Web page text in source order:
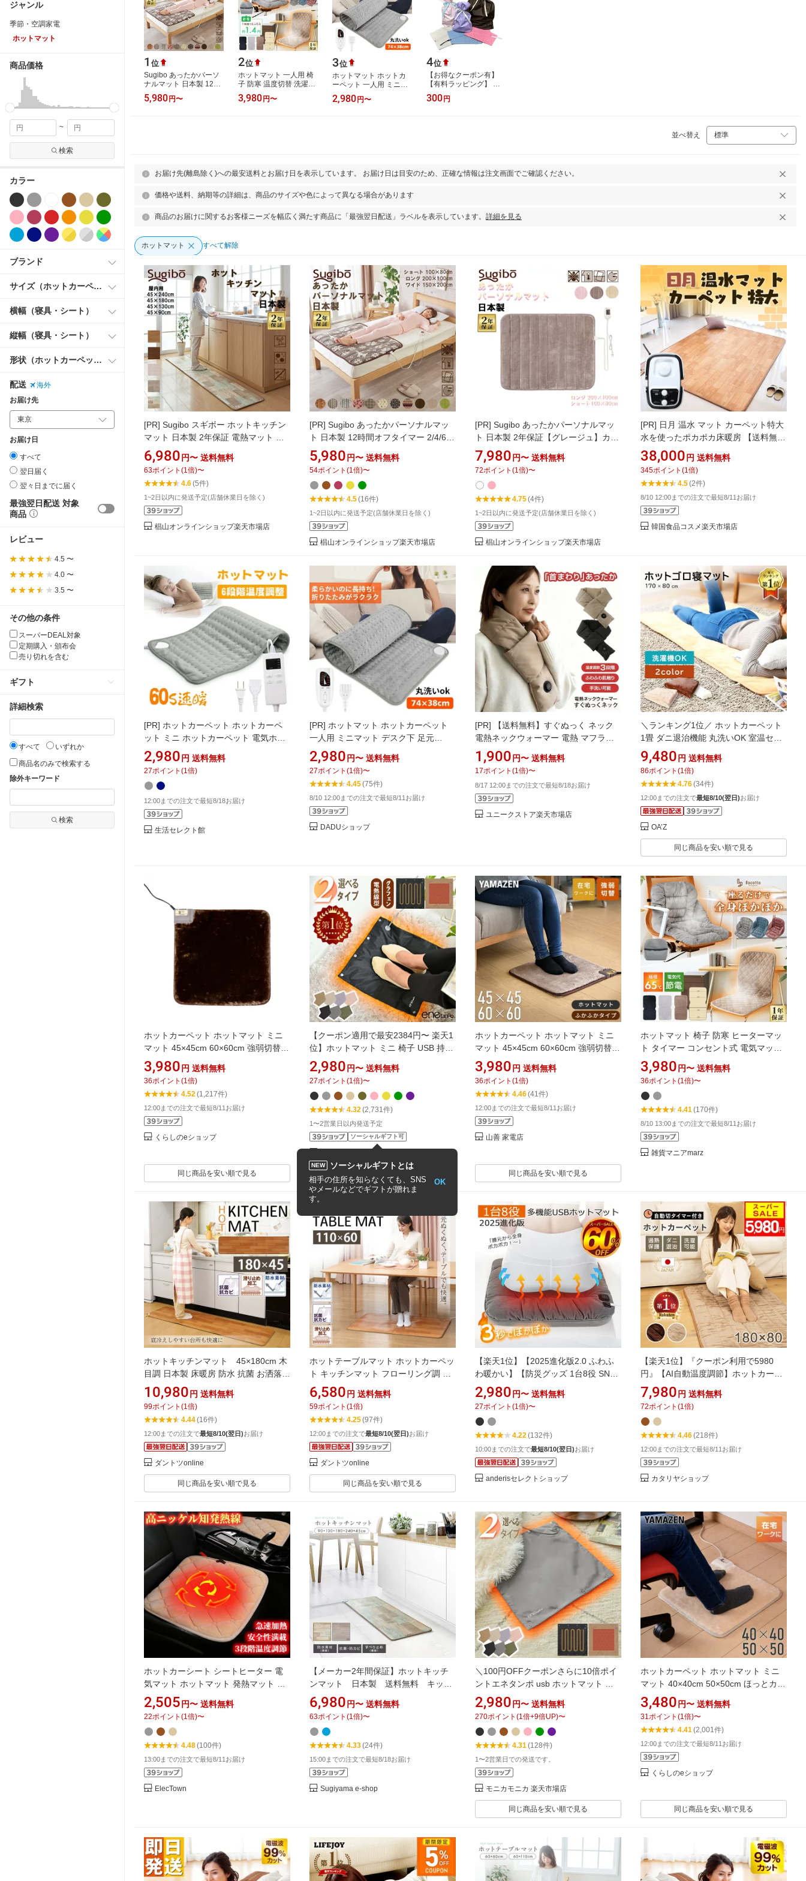
ジャンル
季節・空調家電
ホットマット
商品価格
~
検索
カラー
ブランド
サイズ（ホットカーペット）
横幅（寝具・シート）
縦幅（寝具・シート）
形状（ホットカーペット）
配送
海外
お届け先
お届け日
すべて
翌日届く
翌々日までに届く
最強翌日配送 対象
商品
レビュー
4.5 〜
4.0 〜
3.5 〜
その他の条件
スーパーDEAL対象
定期購入・頒布会
売り切れを含む
ギフト
詳細検索
すべて
いずれか
商品名のみで検索する
除外キーワード
検索
1 位
Sugibo あったかパーソ
ナルマット 日本製 12時
間オフタイマー 2/4/6時
間任意設定可能 丸洗い
5,980 円〜
2位
ホットマット 一人用 椅
子 防寒 温度切替 洗濯可
能 ロング 一人用 洗える
電気 ホットカーペット
3,980 円〜
3位
ホットマット ホットカ
ーペット 一人用 ミニマ
ット デスク下 足元
60×30cm /74x38cm 省
2,980円〜
4位
【お得なクーポン有】
【有料ラッピング】 ギ
フト プレゼント 贈り物
お祝い 巾着袋 おしゃれ
300 円
並べ替え
お届け先(離島除く)への最安送料とお届け日を表示しています。 お届け日は目安のため、正確な情報は注文画面でご確認ください。
価格や送料、納期等の詳細は、商品のサイズや色によって異なる場合があります
商品のお届けに関するお客様ニーズを幅広く満たす商品に「最強翌日配送」ラベルを表示しています。 詳細を見る
ホットマット すべて解除
[PR] Sugibo スギボー ホットキッチン
マット 日本製 2年保証 電熱マット 電
気マット 電気カーペット 防水素材 抗
菌加工 防臭加工 すべり止め加工 暖房
器具 キッチン に合わせた サイズバリ
エーション フローリング調 カラーバ
リエーション 簡単入／切操作 温度調
節無し
6,980 円〜 送料無料
63ポイント (1 倍)〜
4.6(5件)
1~2日以内に発送予定(店舗休業日を除く)
椙山オンラインショップ楽天市場店
[PR] Sugibo あったかパーソナルマッ
ト 日本製 12時間オフタイマー 2/4/6時
間任意設定可能 丸洗いOK 室温センサ
ー ダニ退治 スライド式無段階温度調
節 マイクロファイバーふかふか さら
っとした触り心地 用途に合わせたサイ
ズバリエーション パーソナル暖房 電
気 節約 節電
5,980 円〜 送料無料
54ポイント (1 倍)〜
4.5(16件)
1~2日以内に発送予定(店舗休業日を除く)
椙山オンラインショップ楽天市場店
[PR] Sugibo あったかパーソナルマッ
ト 日本製 2年保証【グレージュ】カラ
ーがお買い得！12時間オフタイマー
2/4/6時間任意設定可能 丸洗いOK 室温
センサー ダニ退治 スライド式無段階
温度調節 シルクタッチの滑らかな肌触
り 用途に合わせたサイズバリエーショ
ン パーソナル暖房
7,980 円〜 送料無料
72ポイント (1 倍)〜
4.75(4件)
1~2日以内に発送予定(店舗休業日を除く)
椙山オンラインショップ楽天市場店
[PR] 日月 温水 マット カーペット特大
水を使ったポカポカ床暖房 【送料無
料】
38,000 円 送料無料
345ポイント (1 倍)
4.5(2件)
8/10 12:00までの注文で最短8/11お届け
韓国食品コスメ楽天市場店
[PR] ホットカーペット ホットカーペ
ット ミニ ホットカーペット 電気ホッ
トマット ホットマット 電気マット 電
気座布団 防寒対策 足元ヒーター 足温
器 洗濯可能 暖房器具 寒さ冷え性対策
ホットカーペット ホットマット
2,980 円 送料無料
27ポイント (1 倍)
12:00までの注文で最短8/18お届け
生活セレクト館
[PR] ホットマット ホットカーペット
一人用 ミニマット デスク下 足元
60×30cm /74x38cm 省エネ タイマー 6
段階温度調節 電気毛布 洗える 電気マ
ット 電気あんか 防寒 アウトドア 冷え
性対策 冬物 低温やけど防止 タイマー
付き
2,980 円〜 送料無料
27ポイント (1 倍)〜
4.45(75件)
8/10 12:00までの注文で最短8/11お届け
DADUショップ
[PR]
【送料無料】すぐぬっく ネック
電熱ネックウォーマー 電熱 マフラー
あったか 電熱ヒーター 温度調節 モバ
イルバッテリーセット ギフト 女性 男
性
1,900 円〜 送料無料
17ポイント (1 倍)〜
8/17 12:00までの注文で最短8/18お届け
ユニークストア楽天市場店
＼ランキング1位／ ホットカーペット
1畳 ダニ退治機能 丸洗いOK 室温セン
サー ホットマット 洗える キッチン 丸
洗い 電気マット 足元 1人用 ホットゴ
ロ寝マット 温度調節 タイマー付き 冬
防寒 寒さ対策 MORITA モリタ MM-
17CTR
9,480 円 送料無料
86ポイント (1 倍)
4.76(34件)
12:00までの注文で最短8/10(翌日)お届け
OA’Z
同じ商品を安い順で見る
ホットカーペット ホットマット ミニ
マット 45×45cm 60×60cm 強弱切替機
能付 吸湿発熱素材 ふかふか YMM-
W45BTH/YMM-W60BTH/YMM-
W45BF 節電 ミニ カーペット 電気カ
ーペット 足元ヒーター 電気マット 山
善 YAMAZEN 【送料無料】
3,980 円 送料無料
36ポイント (1 倍)
4.52 (1,217件)
12:00までの注文で最短8/11お届け
くらしのeショップ
同じ商品を安い順で見る
【クーポン適用で最安2384円〜 楽天1
位】ホットマット ミニ 椅子 USB 持ち
運び ホットカーペット 一人用 エネタ
ンポ 足温器 あんか アンカ 足元ヒータ
ー 電気マット 電気あんか 極薄 キャン
プ 電気ひざ掛け ホットブランケット
防寒 アウトドア 冷え性対策 事務所
2,980 円〜 送料無料
27ポイント (1 倍)〜
4.32 (2,731件)
1〜2営業日以内発送予定
ソーシャルギフト可
ホットカーペット ホットマット ミニ
マット 45×45cm 60×60cm 強弱切替機
能付 吸湿発熱素材 ふかふか YMM-
W45BTH/YMM-W60BTH/YMM-
W45BF 節電 ミニ カーペット 電気カ
ーペット 足元ヒーター 電気マット 山
善 YAMAZEN 【送料無料】
3,980 円 送料無料
36ポイント (1 倍)
4.46(41件)
12:00までの注文で最短8/11お届け
山善 家電店
同じ商品を安い順で見る
ホットマット 椅子 防寒 ヒーターマッ
ト タイマー コンセント式 電気マット
ロング 温度調節 一人用 洗える ミニホ
ットカーペット あったかグッズ 足元
腰 背中 デスク下 座布団ヒーター 車中
泊 寒さ対策 パーソナル暖房 節電 新製
品
3,980 円〜 送料無料
36ポイント (1 倍)〜
4.41 (170件)
8/10 13:00までの注文で最短8/11お届け
雑貨マニアmarz
ホットキッチンマット 45×180cm 木
目調 日本製 床暖房 防水 抗菌 お洒落
フローリング調 ロングサイズ ホット
カーペット 電気 省エネ 冷え対策 一人
用 敷物 ラグ 台所 ダイニング リビング
テーブル下 NA-181KM あす楽
10,980 円 送料無料
99ポイント (1 倍)
4.44(16件)
12:00までの注文で最短8/10(翌日)お届け
ダントツonline
同じ商品を安い順で見る
ホットテーブルマット ホットカーペッ
ト キッチンマット フローリング調 テ
ーブル下 床暖房 60×110cm 防水 抗菌
お洒落 電気 省エネ 日本製 冷え対策 敷
物 木目調 ダイニング リビング デスク
NA-171TM 椙山紡織 あす楽
6,580 円 送料無料
59ポイント (1 倍)
4.25(97件)
12:00までの注文で最短8/10(翌日)お届け
ダントツonline
同じ商品を安い順で見る
【楽天1位】【2025進化版2.0 ふわふ
わ暖かい】【防災グッズ 1台8役 SNS
大人気】ホットマット 一人用 椅子 洗
える 足元 持ち運び 45cm ミニマット
3秒速暖 電気座布団 シートヒーター 車
USB ホットカーシート あったか 電気
マット 発熱マット 電気毛布 ペット用
防寒対策
2,980 円〜 送料無料
27ポイント (1 倍)〜
4.22 (132件)
10:00までの注文で最短8/10(翌日)お届け
anderisセレクトショップ
【楽天1位】『クーポン利用で5980
円』【AI自動温度調節】ホットカーペ
ット ホットマット型電気毛布
180cm×80cm ホットマット 電気毛布
敷き 炭素繊維ヒーター タイマー機能
付 どこでもマット 電気マット 一人用
ふわまっと ふわふわフランネル洗える
節電 電気暖房
7,980 円 送料無料
72ポイント (1 倍)
4.46(218件)
12:00までの注文で最短8/11お届け
カタリヤショップ
ホットカーシート シートヒーター 電
気マット ホットマット 発熱マット 車
載加熱座布団 加熱パッド usb給電式
ミニ電気カーペット 温座 ホットクッ
ション 寒さ対策
2,505 円〜 送料無料
22ポイント (1 倍)〜
4.48(100件)
13:00までの注文で最短8/11お届け
ElecTown
【メーカー2年間保証】ホットキッチ
ンマット 日本製 送料無料 キッチ
ンマット ホットマット 足元ヒータ
ー 防水加工 北欧 アンティーク
ホットカーペット 椙山紡織
6,980 円〜 送料無料
63ポイント (1 倍)〜
4.33(24件)
15:00までの注文で最短8/18お届け
Sugiyama e-shop
＼100円OFFクーポンさらに10倍ポイ
ントエネタンポ usb ホットマット 暖
かい コンパクト ミニマット 薄型 電気
マット 一人用 コードレス ホット カー
ペット ヒーターシート ウォームパッ
ド 携帯 防寒グッズ アウトドア 冷え性
対策 USBウォームパッド オフィス 職
場 学校
2,980 円〜 送料無料
270ポイント (1 倍+9倍UP)〜
4.31 (128件)
1〜2営業日での発送です。
モニカモニカ 楽天市場店
同じ商品を安い順で見る
ホットカーペット ホットマット ミニ
マット 40×40cm 50×50cm ほっとカー
ペット YMM-W402/YMM-W502 節電
ミニ ホットカーペット 電気カーペッ
ト 一人用 1人用 足温器 あんか アンカ
足元ヒーター 山善 YAMAZEN 【送料
無料】
3,480 円〜 送料無料
31 ポイント (1 倍)〜
4.41 (2,001件)
12:00までの注文で最短8/11お届け
くらしのeショップ
同じ商品を安い順で見る
NEW ソーシャルギフトとは
相手の住所を知らなくても、SNS
やメールなどでギフトが贈れま
す。
OK